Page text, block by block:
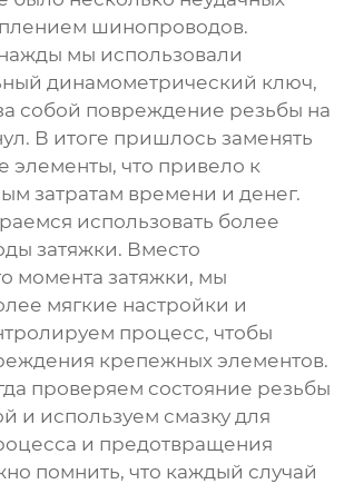
шинопроводов.
мы использовали
динамометрический ключ,
собой повреждение резьбы на
. В итоге пришлось заменять
элементы, что привело к
затратам времени и денег.
использовать более
затяжки. Вместо
момента затяжки, мы
мягкие настройки и
процесс, чтобы
крепежных элементов.
проверяем состояние резьбы
и используем смазку для
и предотвращения
помнить, что каждый случай